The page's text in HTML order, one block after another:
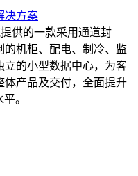
决方案
供的一款采用通道封
的机柜、配电、制冷、监
立的小型数据中心，为客
体产品及交付，全面提升
。